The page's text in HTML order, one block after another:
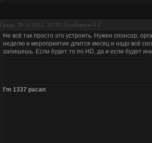
Среда, 28.11.2012, 20:39 | Сообщение # 2
Не всё так просто это устроить. Нужен спонсор,
неделю и мероприятие длится месяц и надо всё
запишешь. Если будет то по HD, да и если будет
I'm 1337 pacan